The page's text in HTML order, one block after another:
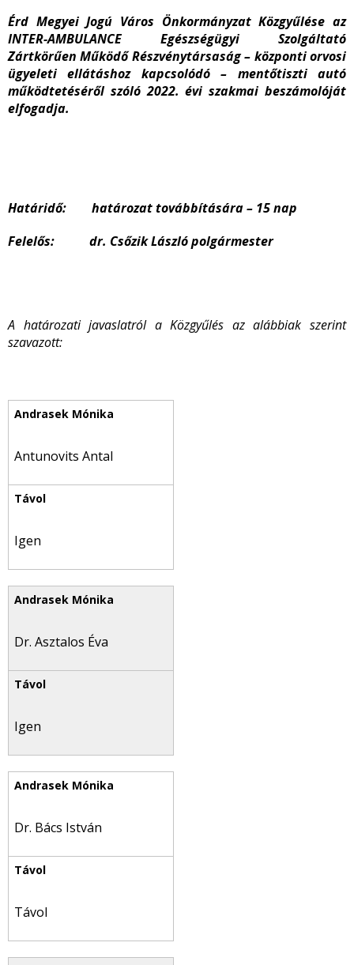
Érd Megyei Jogú Város Önkormányzat Közgyűlése az
INTER-AMBULANCE Egészségügyi Szolgáltató
Zártkörűen Működő Részvénytársaság – központi orvosi
ügyeleti ellátáshoz kapcsolódó – mentőtiszti autó
működtetéséről szóló 2022. évi szakmai beszámolóját
elfogadja.
Határidő: határozat továbbítására – 15 nap
Felelős: dr. Csőzik László polgármester
A határozati javaslatról a Közgyűlés az alábbiak szerint
szavazott:
Antunovits Antal
Igen
Dr. Asztalos Éva
Igen
Dr. Bács István
Távol